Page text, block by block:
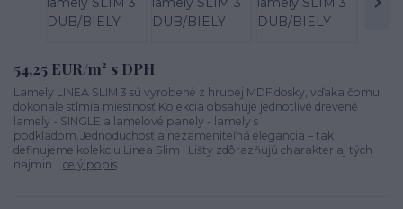
54,25 EUR/m² s DPH
Lamely LINEA SLIM 3 sú vyrobené z hrubej MDF dosky, vďaka čomu
dokonale stlmia miestnosť.Kolekcia obsahuje jednotlivé drevené
lamely - SINGLE a lamelové panely - lamely s
podkladom.Jednoduchosť a nezameniteľná elegancia – tak
definujeme kolekciu Linea Slim . Lišty zdôrazňujú charakter aj tých
najmin... celý popis